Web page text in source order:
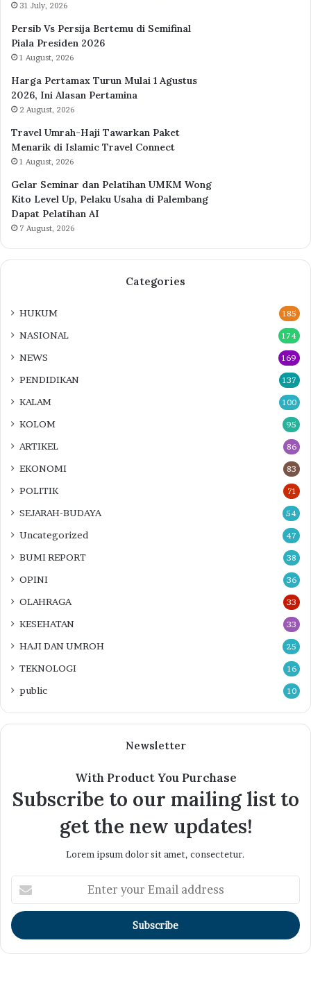
31 July, 2026
Persib Vs Persija Bertemu di Semifinal
Piala Presiden 2026
1 August, 2026
Harga Pertamax Turun Mulai 1 Agustus
2026, Ini Alasan Pertamina
2 August, 2026
Travel Umrah-Haji Tawarkan Paket
Menarik di Islamic Travel Connect
1 August, 2026
Gelar Seminar dan Pelatihan UMKM Wong
Kito Level Up, Pelaku Usaha di Palembang
Dapat Pelatihan AI
7 August, 2026
Categories
HUKUM 185
NASIONAL 174
NEWS 169
PENDIDIKAN 137
KALAM 100
KOLOM 95
ARTIKEL 86
EKONOMI 83
POLITIK 71
SEJARAH-BUDAYA 54
Uncategorized 47
BUMI REPORT 38
OPINI 36
OLAHRAGA 33
KESEHATAN 33
HAJI DAN UMROH 25
TEKNOLOGI 16
public 10
Newsletter
With Product You Purchase
Subscribe to our mailing list to
get the new updates!
Lorem ipsum dolor sit amet, consectetur.
your
Email
address